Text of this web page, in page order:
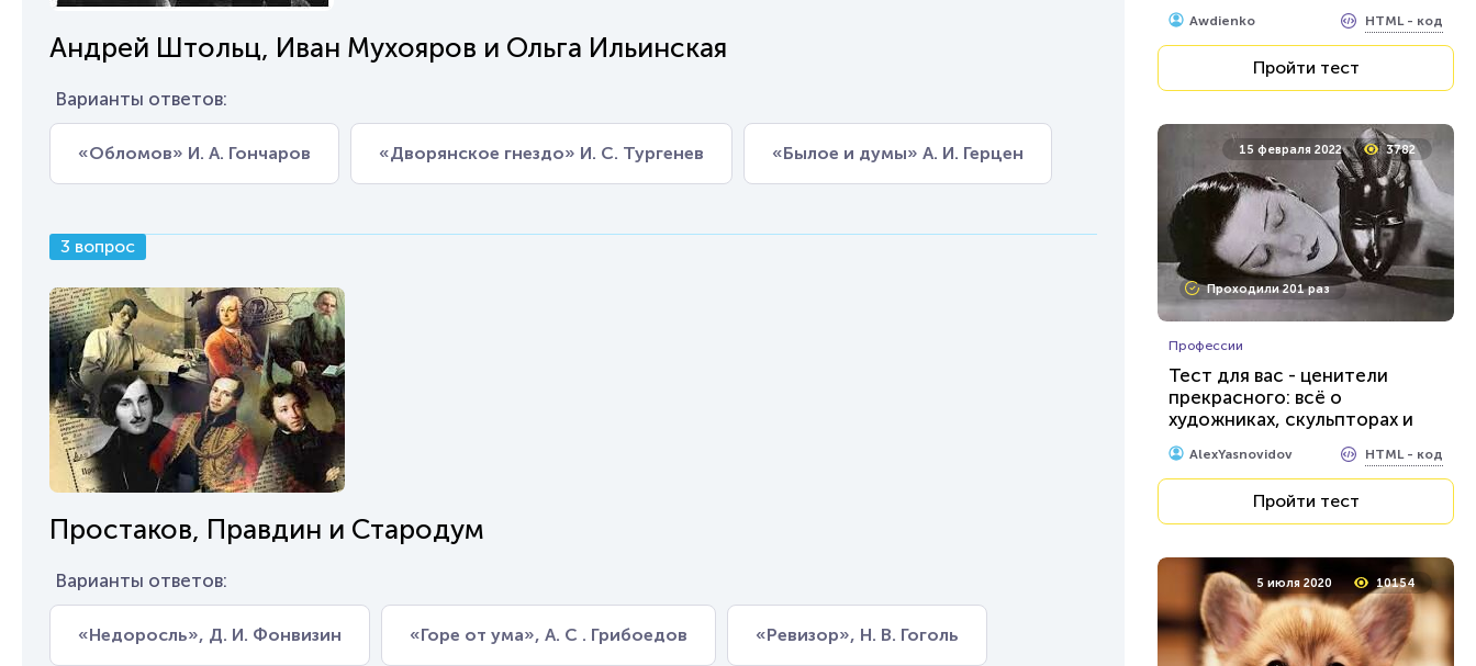
Андрей Штольц, Иван Мухояров и Ольга Ильинская
Варианты ответов:
«Обломов» И. А. Гончаров «Дворянское гнездо» И. С. Тургенев «Былое и думы» А. И. Герцен
3 вопрос
Простаков, Правдин и Стародум
Варианты ответов:
«Недоросль», Д. И. Фонвизин «Горе от ума», А. С . Грибоедов «Ревизор», Н. В. Гоголь
Awdienko HTML - код
Пройти тест
15 февраля 2022 3782
Проходили 201 раз
Профессии
Тест для вас - ценители
прекрасного: всё о
художниках, скульпторах и
архитекторах...
AlexYasnovidov HTML - код
Пройти тест
5 июля 2020 10154